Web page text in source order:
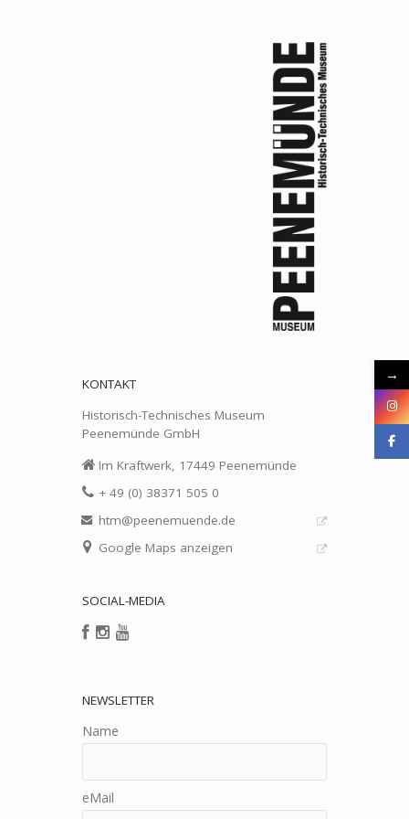
KONTAKT
Historisch-Technisches Museum
Peenemünde GmbH
Im Kraftwerk, 17449 Peenemünde
+ 49 (0) 38371 505 0
htm@peenemuende.de
Google Maps anzeigen
SOCIAL-MEDIA
NEWSLETTER
Name
eMail
→